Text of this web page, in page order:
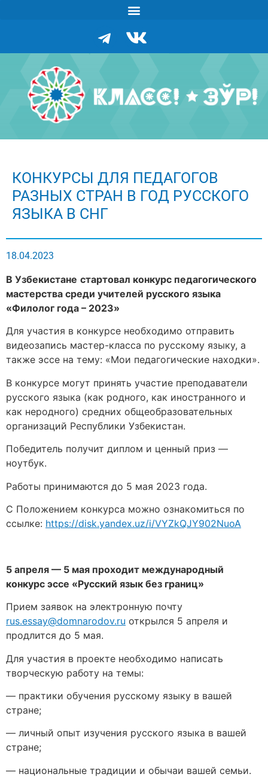
КОНКУРСЫ ДЛЯ ПЕДАГОГОВ
РАЗНЫХ СТРАН В ГОД РУССКОГО
ЯЗЫКА В СНГ
18.04.2023
В Узбекистане стартовал конкурс педагогического
мастерства среди учителей русского языка
«Филолог года – 2023»
Для участия в конкурсе необходимо отправить
видеозапись мастер-класса по русскому языку, а
также эссе на тему: «Мои педагогические находки».
В конкурсе могут принять участие преподаватели
русского языка (как родного, как иностранного и
как неродного) средних общеобразовательных
организаций Республики Узбекистан.
Победитель получит диплом и ценный приз —
ноутбук.
Работы принимаются до 5 мая 2023 года.
С Положением конкурса можно ознакомиться по
ссылке: https://disk.yandex.uz/i/VYZkQJY902NuoA
5 апреля — 5 мая проходит международный
конкурс эссе «Русский язык без границ»
Прием заявок на электронную почту
rus.essay@domnarodov.ru открылся 5 апреля и
продлится до 5 мая.
Для участия в проекте необходимо написать
творческую работу на темы:
— практики обучения русскому языку в вашей
стране;
— личный опыт изучения русского языка в вашей
стране;
— национальные традиции и обычаи вашей семьи.